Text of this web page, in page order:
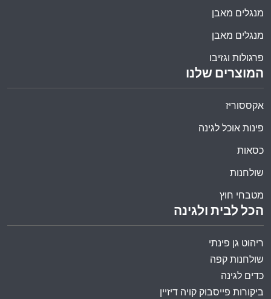
הכל לבית ולגינה
ריהוט גן פינתי
שולחנות קפה
כדים לגינה
ביקורות פייסבוק קויה דיזיין
המוצרים שלנו
אקססוריז
פינות אוכל לגינה
כסאות
שולחנות
מטבחי חוץ
מנגלים מאבן
מנגלים מאבן
פרגולות וגזיבו